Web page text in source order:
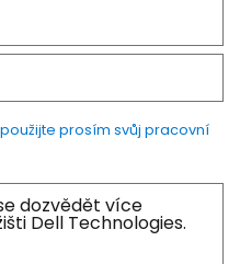
prosím svůj pracovní